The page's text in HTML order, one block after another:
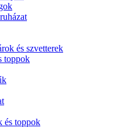
és szvetterek
toppok
és toppok